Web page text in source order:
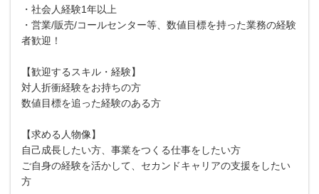
・社会人経験1年以上
・営業/販売/コールセンター等、数値目標を持った業務の経験
者歓迎！
【歓迎するスキル・経験】
対人折衝経験をお持ちの方
数値目標を追った経験のある方
【求める人物像】
自己成長したい方、事業をつくる仕事をしたい方
ご自身の経験を活かして、セカンドキャリアの支援をしたい
方